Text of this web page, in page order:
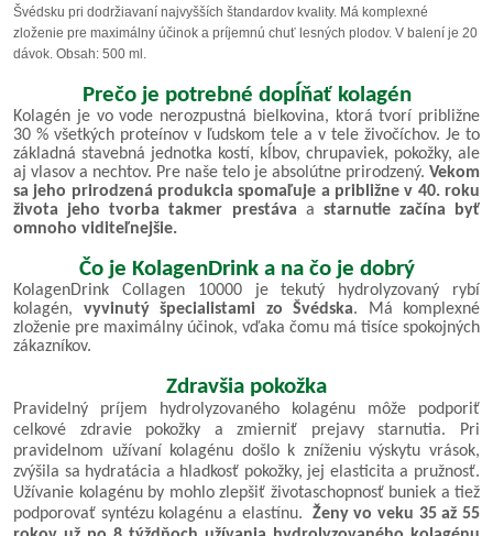
Švédsku pri dodržiavaní najvyšších štandardov kvality. Má komplexné
zloženie pre maximálny účinok a príjemnú chuť lesných plodov. V balení je 20
dávok. Obsah: 500 ml.
Prečo je potrebné dopĺňať kolagén
Kolagén je vo vode nerozpustná bielkovina, ktorá tvorí približne
30 % všetkých proteínov v ľudskom tele a v tele živočíchov. Je to
základná stavebná jednotka kostí, kĺbov, chrupaviek, pokožky, ale
aj vlasov a nechtov. Pre naše telo je absolútne prirodzený. Vekom
sa jeho prirodzená produkcia spomaľuje a približne v 40. roku
života jeho tvorba takmer prestáva a starnutie začína byť
omnoho viditeľnejšie.
Čo je KolagenDrink a na čo je dobrý
KolagenDrink Collagen 10000 je tekutý hydrolyzovaný rybí
kolagén, vyvinutý špecialistami zo Švédska. Má komplexné
zloženie pre maximálny účinok, vďaka čomu má tisíce spokojných
zákazníkov.
Zdravšia pokožka
Pravidelný príjem hydrolyzovaného kolagénu môže podporiť
celkové zdravie pokožky a zmierniť prejavy starnutia. Pri
pravidelnom užívaní kolagénu došlo k zníženiu výskytu vrások,
zvýšila sa hydratácia a hladkosť pokožky, jej elasticita a pružnosť.
Užívanie kolagénu by mohlo zlepšiť životaschopnosť buniek a tiež
podporovať syntézu kolagénu a elastínu. Ženy vo veku 35 až 55